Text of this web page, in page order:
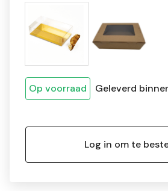
Op voorraad Geleverd
Log in om te